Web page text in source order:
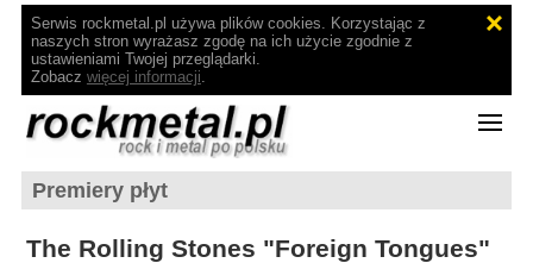
Serwis rockmetal.pl używa plików cookies. Korzystając z
naszych stron wyrażasz zgodę na ich użycie zgodnie z
ustawieniami Twojej przeglądarki.
Zobacz więcej informacji.
Premiery płyt
The Rolling Stones "Foreign Tongues"